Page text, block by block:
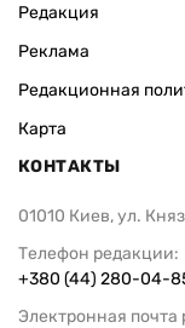
Редакция
Реклама
Редакционная
Карта
КОНТАКТЫ
01010 Киев, ул.
Телефон редакции:
+380 (44) 280-04-
Электронная почта